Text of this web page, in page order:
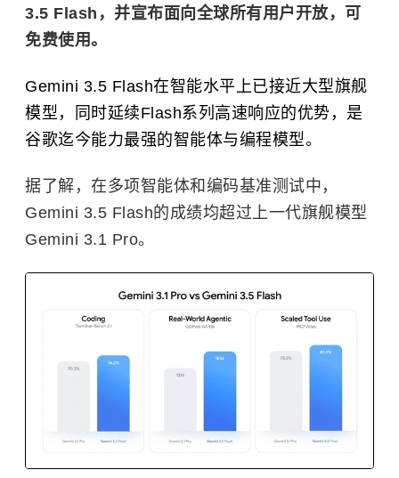
3.5 Flash，并宣布面向全球所有用户开放，可
免费使用。
Gemini 3.5 Flash在智能水平上已接近大型旗舰
模型，同时延续Flash系列高速响应的优势，是
谷歌迄今能力最强的智能体与编程模型。
据了解，在多项智能体和编码基准测试中，
Gemini 3.5 Flash的成绩均超过上一代旗舰模型
Gemini 3.1 Pro。